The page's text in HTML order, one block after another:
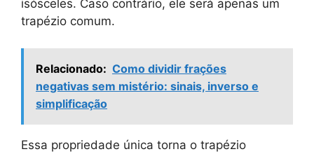
isósceles. Caso contrário, ele será apenas um
trapézio comum.
Relacionado: Como dividir frações
negativas sem mistério: sinais, inverso e
simplificação
Essa propriedade única torna o trapézio